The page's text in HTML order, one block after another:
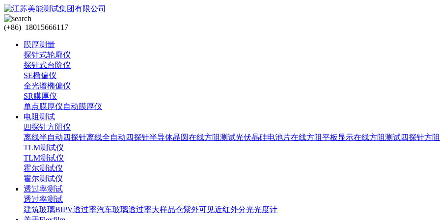
(+86) 18015666117
膜厚测量
探针式轮廓仪
探针式台阶仪
SE椭偏仪
全光谱椭偏仪
SR膜厚仪
单点膜厚仪自动膜厚仪
电阻测试
四探针方阻仪
离线半自动四探针离线全自动四探针半导体晶圆在线方阻测试光伏晶硅电池片在线方阻平板显示在线方阻测试四探针方
TLM测试仪
TLM测试仪
霍尔测试仪
霍尔测试仪
透过率测试
透过率测试
建筑玻璃BIPV透过率汽车玻璃透过率大样品仓紫外可见近红外分光光度计